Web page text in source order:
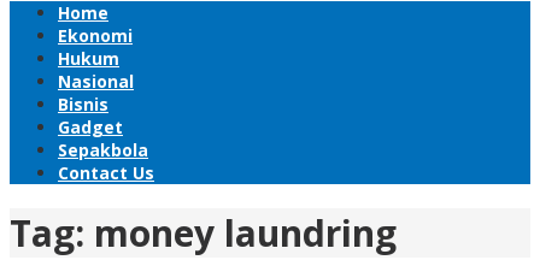
Home
Ekonomi
Hukum
Nasional
Bisnis
Gadget
Sepakbola
Contact Us
Tag: money laundring